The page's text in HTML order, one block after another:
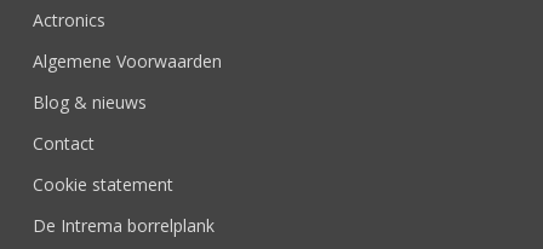
Actronics
Algemene Voorwaarden
Blog & nieuws
Contact
Cookie statement
De Intrema borrelplank